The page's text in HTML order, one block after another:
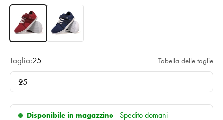
Rosso
Taglia:25 Tabella delle taglie
25
Disponibile in magazzino - Spedito domani